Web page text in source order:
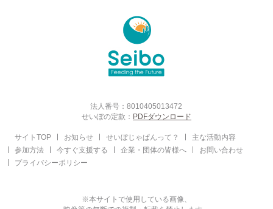
法人番号：8010405013472
せいぼの定款： PDFダウンロード
サイトTOP お知らせ せいぼじゃぱんって？
主な活動内容
参加方法
今すぐ支援する 企業・団体の皆様へ
お問い合わせ
プライバシーポリシー
※本サイトで使用している画像、